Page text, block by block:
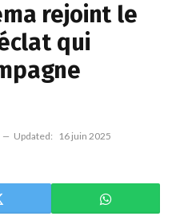
rejoint le
qui
Updated:
16 juin 2025